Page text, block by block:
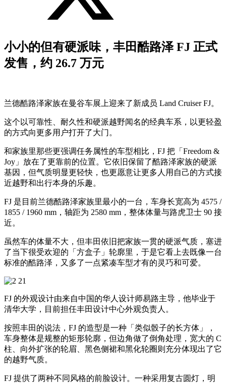
小小的但有硬派味，丰田酷路泽 FJ 正式
发售，约 26.7 万元
兰德酷路泽家族在曼谷车展上迎来了新成员 Land Cruiser FJ。
这个以可靠性、耐久性和硬派越野闻名的经典车系，以更轻盈
的方式向更多用户打开了大门。
和家族里那些更强调任务属性的车型相比，FJ 把「Freedom &
Joy」放在了更靠前的位置。它依旧保留了酷路泽家族的硬派
基因，但气质明显更轻快，也更愿意让更多人用自己的方式接
近越野和出行本身的乐趣。
FJ 是目前兰德酷路泽家族里最小的一台，车身长宽高为 4575 /
1855 / 1960 mm，轴距为 2580 mm，整体体量与路虎卫士 90 接
近。
虽然车的体量不大，但丰田依旧把家族一贯的硬派气质，塞进
了当下很受欢迎的「方盒子」轮廓里，于是它看上去既像一台
标准的酷路泽，又多了一点紧凑车型才有的灵巧和可爱。
FJ 的外观设计由来自中国的华人设计师易路主导，他毕业于
清华大学，目前担任丰田设计中心外观负责人。
按照丰田的说法，FJ 的造型是一种「类似骰子的长方体」，
车身整体是规整的矩形轮廓，但边角做了倒角处理，宽大的 C
柱、向外扩张的轮眉、黑色侧裙和黑化轮圈则充分体现出了它
的越野气质。
FJ 提供了两种不同风格的前脸设计。一种采用复古圆灯，明